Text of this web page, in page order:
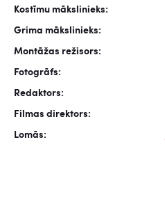
Kostīmu mākslinieks:
Grima mākslinieks:
Montāžas režisors:
Fotogrāfs:
Redaktors:
Filmas direktors:
Lomās: